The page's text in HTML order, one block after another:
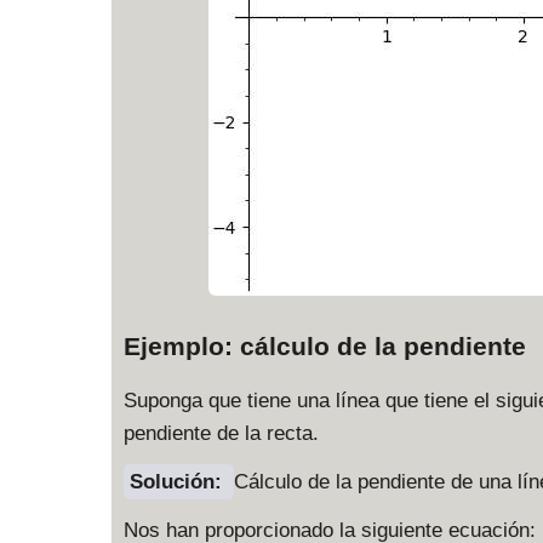
Ejemplo: cálculo de la pendiente
Suponga que tiene una línea que tiene el
pendiente de la recta.
Solución: Cálculo de la pendiente de una
Nos han proporcionado la siguiente ecuación: